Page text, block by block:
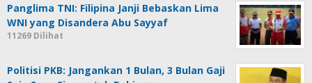
Panglima TNI: Filipina Janji Bebaskan Lima
WNI yang Disandera Abu Sayyaf
11269 Dilihat
Politisi PKB: Jangankan 1 Bulan, 3 Bulan Gaji